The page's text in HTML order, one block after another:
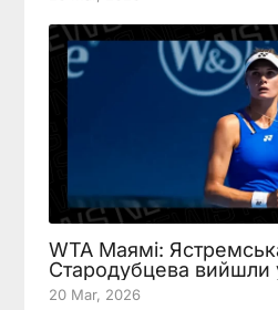
WTA Маямі:
Стародубцева вийшли
20 Mar, 2026